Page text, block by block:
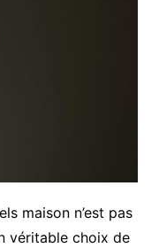
maison n’est pas
véritable choix de